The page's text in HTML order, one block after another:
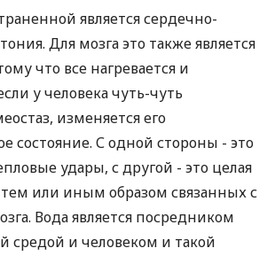
является сердечно-
Для мозга это также является
что все нагревается и
у человека чуть-чуть
изменяется его
состояние. С одной стороны - это
удары, с другой - это целая
тем или иным образом связанных с
Вода является посредником
и человеком и такой